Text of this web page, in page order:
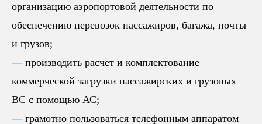
организацию аэропортовой деятельности по
обеспечению перевозок пассажиров, багажа, почты
и грузов;
—производить расчет и комплектование
коммерческой загрузки пассажирских и грузовых
ВС с помощью АС;
—грамотно пользоваться телефонным аппаратом